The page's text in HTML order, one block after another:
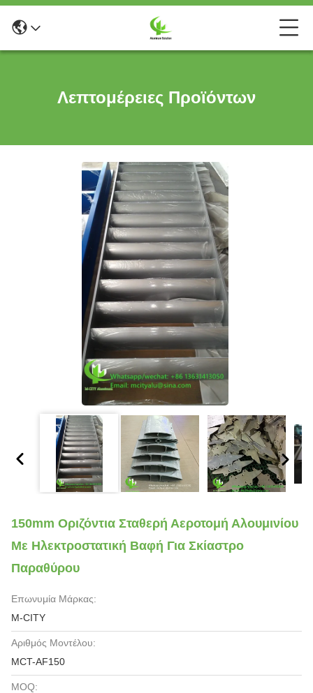
Λεπτομέρειες Προϊόντων
150mm Οριζόντια Σταθερή Αεροτομή Αλουμινίου
Με Ηλεκτροστατική Βαφή Για Σκίαστρο
Παραθύρου
Επωνυμία Μάρκας:
M-CITY
Αριθμός Μοντέλου:
MCT-AF150
MOQ: